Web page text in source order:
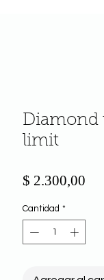
Diamond
limit
$ 2.300,00
Cantidad *